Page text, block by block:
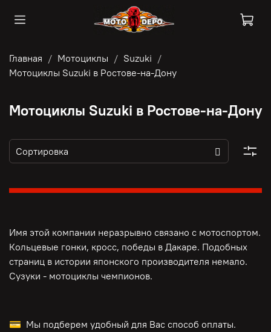
Главная Мотоциклы
Suzuki
Мотоциклы Suzuki в Ростове-на-Дону
Мотоциклы Suzuki в Ростове-на-Дону
Имя этой компании неразрывно связано с мотоспортом.
Кольцевые гонки, кросс, победы в Дакаре. Подобных
страниц в истории японского производителя немало.
Сузуки - мотоциклы чемпионов.
💳 Мы подберем удобный для Вас способ оплаты.